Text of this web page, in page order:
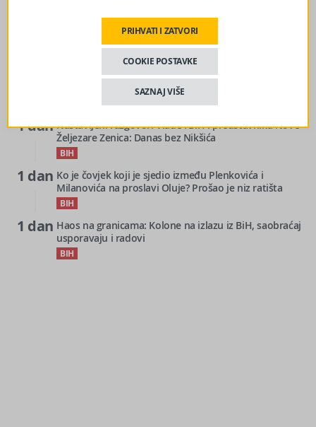
Mostar će biti domaćin memorijalne muzičke večeri u
znak sjećanja na Marka Govorčina
Paklene vrućine u BiH: Temperature do 41 stepen
1 dan Nastavljeni razgovori Vlade FBiH i predstavnika Nove
Željezare Zenica: Danas bez Nikšića
BIH
1 dan Ko je čovjek koji je sjedio između Plenkovića i
Milanovića na proslavi Oluje? Prošao je niz ratišta
BIH
1 dan Haos na granicama: Kolone na izlazu iz BiH, saobraćaj
usporavaju i radovi
BIH
PRIHVATI I ZATVORI
COOKIE POSTAVKE
SAZNAJ VIŠE